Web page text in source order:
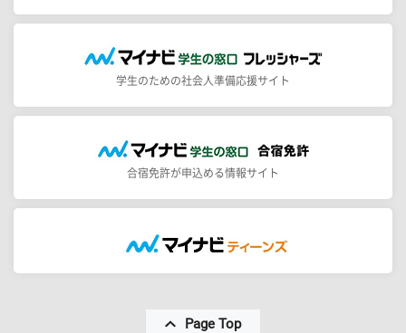
学生のための社会人準備応援サイト
合宿免許が申込める情報サイト
Page Top